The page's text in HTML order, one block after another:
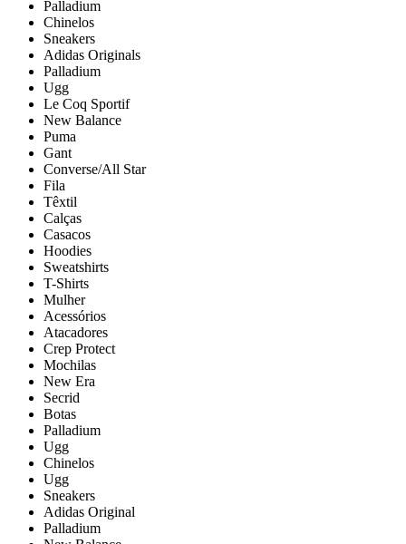
Palladium
Chinelos
Sneakers
Adidas Originals
Palladium
Ugg
Le Coq Sportif
New Balance
Puma
Gant
Converse/All Star
Fila
Têxtil
Calças
Casacos
Hoodies
Sweatshirts
T-Shirts
Mulher
Acessórios
Atacadores
Crep Protect
Mochilas
New Era
Secrid
Botas
Palladium
Ugg
Chinelos
Ugg
Sneakers
Adidas Original
Palladium